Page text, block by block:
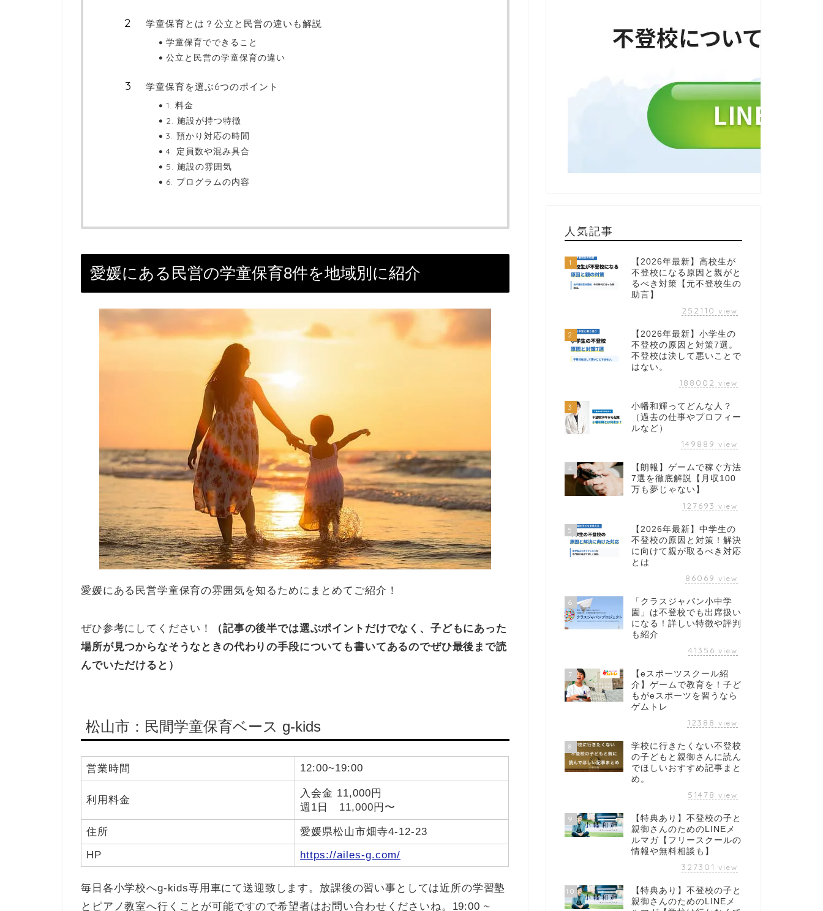
学童保育とは？公立と民営の違いも解説
学童保育でできること
公立と民営の学童保育の違い
学童保育を選ぶ6つのポイント
1. 料金
2. 施設が持つ特徴
3. 預かり対応の時間
4. 定員数や混み具合
5. 施設の雰囲気
6. プログラムの内容
愛媛にある民営の学童保育8件を地域別に紹介
愛媛にある民営学童保育の雰囲気を知るためにまとめてご紹介！
ぜひ参考にしてください！
（記事の後半では選ぶポイントだけでなく、子どもにあった
場所が見つからなそうなときの代わりの手段についても書いてあるのでぜひ最後まで読
んでいただけると）
松山市：民間学童保育ベース g-kids
営業時間 12:00~19:00
利用料金
入会金 11,000円
週1日 11,000円〜
住所
愛媛県松山市畑寺4-12-23
HP
https://ailes-g.com/
毎日各小学校へg-kids専用車にて送迎致します。放課後の習い事としては近所の学習塾
とピアノ教室へ行くことが可能ですので希望者はお問い合わせくださいね。19:00 ~
人気記事
1
【2026年最新】高校生が
不登校になる原因と親がと
るべき対策【元不登校生の
助言】
252110 view
2
【2026年最新】小学生の
不登校の原因と対策7選。
不登校は決して悪いことで
はない。
188002 view
3
小幡和輝ってどんな人？
（過去の仕事やプロフィー
ルなど）
149889 view
4
【朗報】ゲームで稼ぐ方法
7選を徹底解説【月収100
万も夢じゃない】
127693 view
5
【2026年最新】中学生の
不登校の原因と対策！解決
に向けて親が取るべき対応
とは
86069 view
6
「クラスジャパン小中学
園」は不登校でも出席扱い
になる！詳しい特徴や評判
も紹介
41356 view
7
【eスポーツスクール紹
介】ゲームで教育を！子ど
もがeスポーツを習うなら
ゲムトレ
12388 view
8
学校に行きたくない不登校
の子どもと親御さんに読ん
でほしいおすすめ記事まと
め。
51478 view
9
【特典あり】不登校の子と
親御さんのためのLINEメ
ルマガ【フリースクールの
情報や無料相談も】
327301 view
10
【特典あり】不登校の子と
親御さんのためのLINEメ